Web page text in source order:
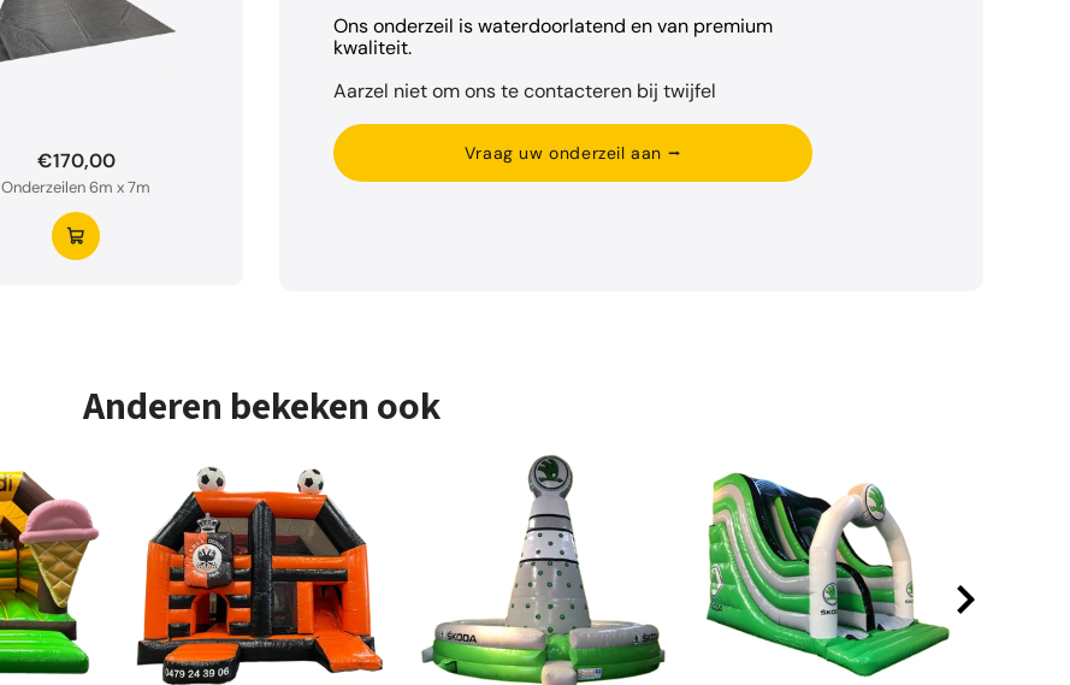
€170,00
Onderzeilen 6m x 7m
Ons onderzeil is waterdoorlatend en van premium
kwaliteit.
Aarzel niet om ons te contacteren bij twijfel
Vraag uw onderzeil aan ⭢
Anderen bekeken ook